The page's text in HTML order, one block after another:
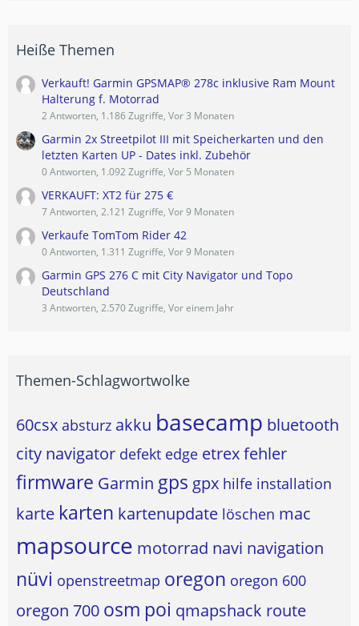
Heiße Themen
Verkauft! Garmin GPSMAP® 278c inklusive Ram Mount
Halterung f. Motorrad
2 Antworten, 1.186 Zugriffe, Vor 3 Monaten
Garmin 2x Streetpilot III mit Speicherkarten und den
letzten Karten UP - Dates inkl. Zubehör
0 Antworten, 1.092 Zugriffe, Vor 5 Monaten
VERKAUFT: XT2 für 275 €
7 Antworten, 2.121 Zugriffe, Vor 9 Monaten
Verkaufe TomTom Rider 42
0 Antworten, 1.311 Zugriffe, Vor 9 Monaten
Garmin GPS 276 C mit City Navigator und Topo
Deutschland
3 Antworten, 2.570 Zugriffe, Vor einem Jahr
Themen-Schlagwortwolke
60csx absturz akku basecamp bluetooth
city navigator defekt edge etrexfehler
firmware Garmin gps gpx hilfe installation
karte karten kartenupdate löschen mac
mapsource motorrad navi navigation
nüvi openstreetmap oregon oregon 600
oregon 700 osm poi qmapshack route